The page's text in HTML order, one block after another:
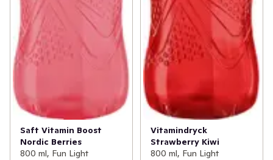
Saft Vitamin Boost
Nordic Berries
800 ml, Fun Light
Vitamindryck
Strawberry Kiwi
800 ml, Fun Light